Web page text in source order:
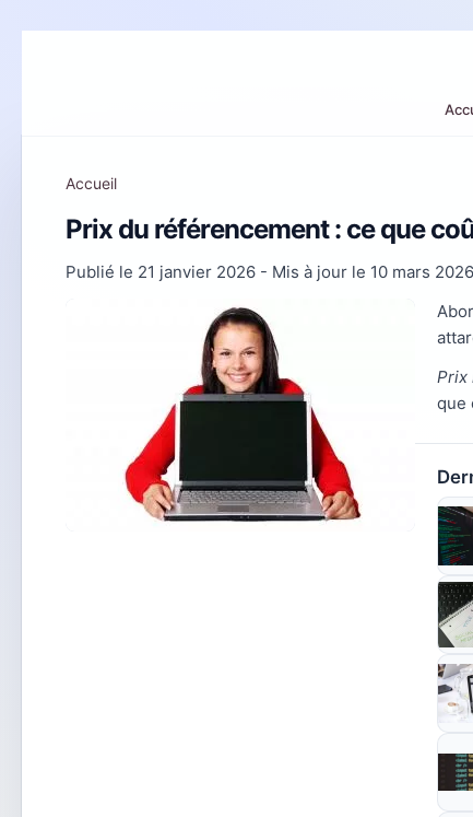
Accueil
Prix du référencement : ce que
Publié le 21 janvier 2026 - Mis à jour le 10 mars 2026
Prix
que